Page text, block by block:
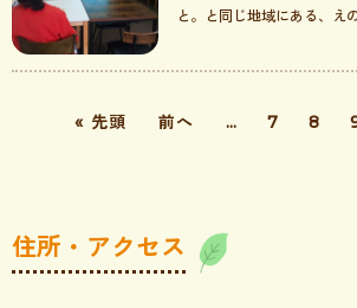
と。と同じ地域にある、え
« 先頭 前へ ... 7 8
住所・アクセス